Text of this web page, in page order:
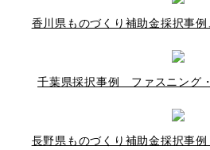
香川県ものづくり補助金採択事
千葉県採択事例 ファスニング
長野県ものづくり補助金採択事